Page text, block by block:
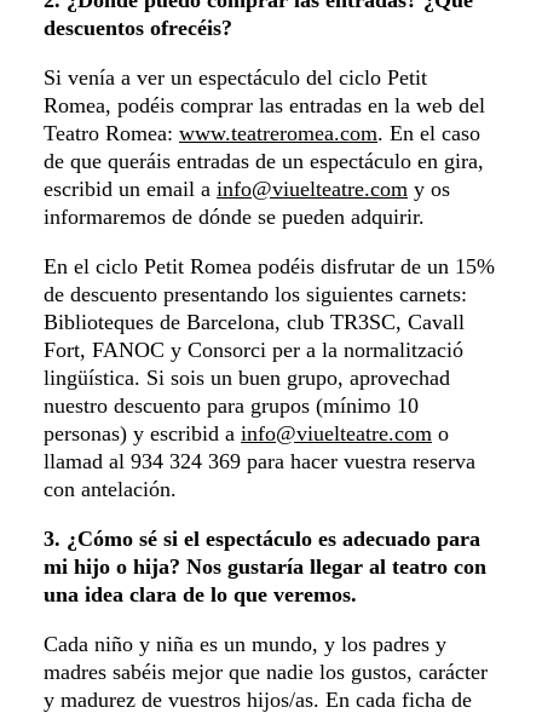
descuentos ofrecéis?
Si venía a ver un espectáculo del ciclo Petit
Romea, podéis comprar las entradas en la web del
Teatro Romea: www.teatreromea.com. En el caso
de que queráis entradas de un espectáculo en gira,
escribid un email a info@viuelteatre.com y os
informaremos de dónde se pueden adquirir.
En el ciclo Petit Romea podéis disfrutar de un 15%
de descuento presentando los siguientes carnets:
Biblioteques de Barcelona, club TR3SC, Cavall
Fort, FANOC y Consorci per a la normalització
lingüística. Si sois un buen grupo, aprovechad
nuestro descuento para grupos (mínimo 10
personas) y escribid a info@viuelteatre.com o
llamad al 934 324 369 para hacer vuestra reserva
con antelación.
3. ¿Cómo sé si el espectáculo es adecuado para
mi hijo o hija? Nos gustaría llegar al teatro con
una idea clara de lo que veremos.
Cada niño y niña es un mundo, y los padres y
madres sabéis mejor que nadie los gustos, carácter
y madurez de vuestros hijos/as. En cada ficha de